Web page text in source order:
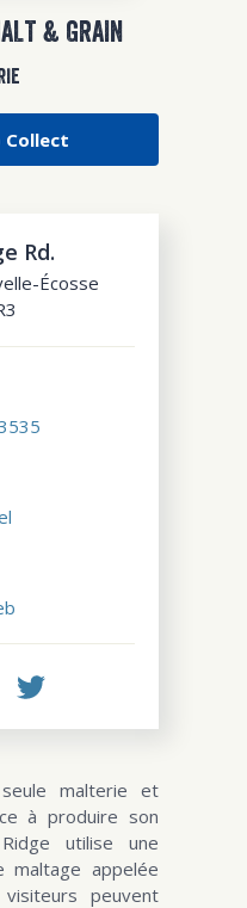
& GRAIN
Collect
Rd.
Écosse
malterie et
à produire son
utilise une
maltage appelée
peuvent